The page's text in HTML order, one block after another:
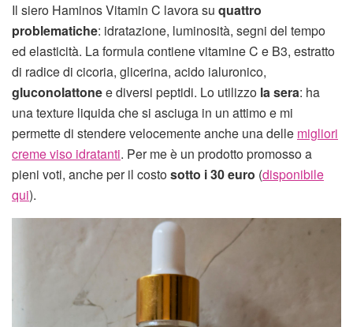
Il siero Haminos Vitamin C lavora su quattro
problematiche: idratazione, luminosità, segni del tempo
ed elasticità. La formula contiene vitamine C e B3, estratto
di radice di cicoria, glicerina, acido ialuronico,
gluconolattonee diversi peptidi. Lo utilizzo la sera: ha
una texture liquida che si asciuga in un attimo e mi
permette di stendere velocemente anche una delle migliori
creme viso idratanti. Per me è un prodotto promosso a
pieni voti, anche per il costosotto i 30 euro (disponibile
qui).